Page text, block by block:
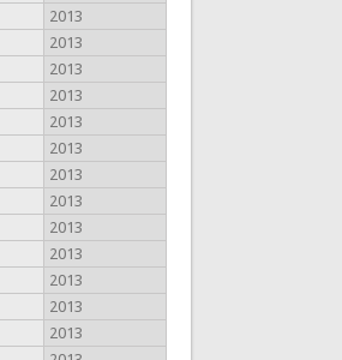
2013
2013
2013
2013
2013
2013
2013
2013
2013
2013
2013
2013
2013